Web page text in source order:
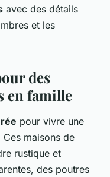
avec des détails
et les
des
en famille
pour vivre une
maisons de
rustique et
des poutres